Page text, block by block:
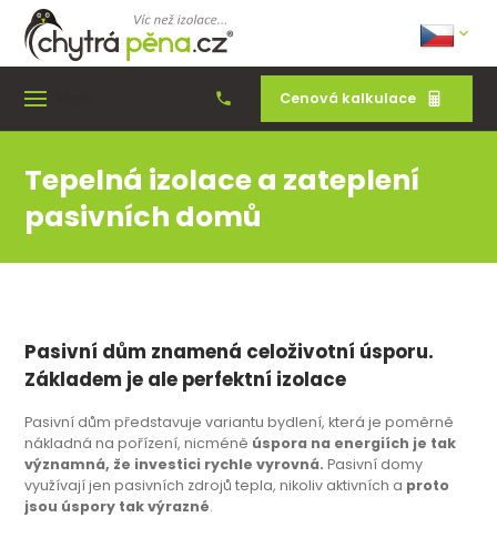
Cenová kalkulace
Tepelná izolace a zateplení
pasivních domů
Pasivní dům znamená celoživotní úsporu.
Základem je ale perfektní izolace
Pasivní dům představuje variantu bydlení, která je poměrně
nákladná na pořízení, nicméně úspora na energiích je tak
významná, že investici rychle vyrovná. Pasivní domy
využívají jen pasivních zdrojů tepla, nikoliv aktivních a proto
jsou úspory tak výrazné.